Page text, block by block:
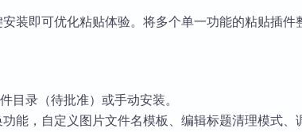
装即可优化粘贴体验。将多个单一功能的粘贴插件
录（待批准）或手动安装。
能，自定义图片文件名模板、编辑标题清理模式、